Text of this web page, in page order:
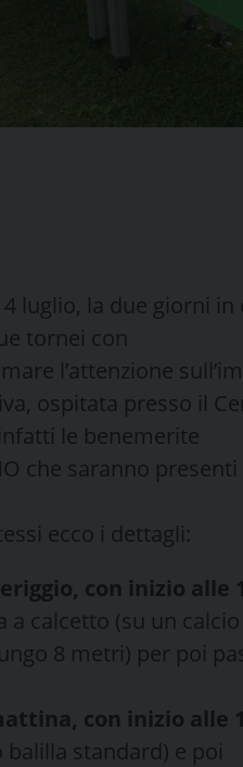
luglio, la due giorni
tornei con
l’attenzione
ospitata presso il
le benemerite
che saranno
ecco i dettagli:
con inizio alle
a calcetto (su un calcio
8 metri) per poi
con inizio alle
balilla standard) e poi